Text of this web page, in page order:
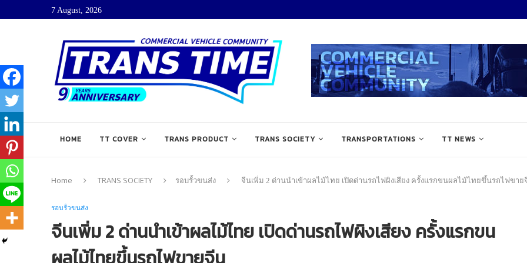
7 August, 2026
HOME TT COVER TRANS PRODUCT TRANS SOCIETY TRANSPORTATIONS TT NEWS
Home TRANS SOCIETY รอบรั้วขนส่ง จีนเพิ่ม 2 ด่านนำเข้าผลไม้ไทย เปิดด่านรถไฟผิงเสียง ครั้งแรกขนผลไม้ไทยขึ้นรถไฟขาย
รอบรั้วขนส่ง
จีนเพิ่ม 2 ด่านนำเข้าผลไม้ไทย เปิดด่านรถไฟผิงเสียง ครั้งแรกขน